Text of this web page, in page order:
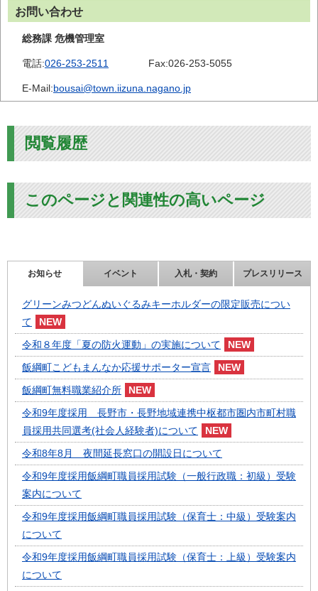
お問い合わせ
総務課 危機管理室
電話:026-253-2511 Fax:026-253-5055
E-Mail:bousai@town.iizuna.nagano.jp
閲覧履歴
このページと関連性の高いページ
お知らせ イベント 入札・契約 プレスリリース
グリーンみつどんぬいぐるみキーホルダーの限定販売につい
て
令和８年度「夏の防火運動」の実施について
飯綱町こどもまんなか応援サポーター宣言
飯綱町無料職業紹介所
令和9年度採用 長野市・長野地域連携中枢都市圏内市町村職
員採用共同選考(社会人経験者)について
令和8年8月 夜間延長窓口の開設日について
令和9年度採用飯綱町職員採用試験（一般行政職：初級）受験
案内について
令和9年度採用飯綱町職員採用試験（保育士：中級）受験案内
について
令和9年度採用飯綱町職員採用試験（保育士：上級）受験案内
について